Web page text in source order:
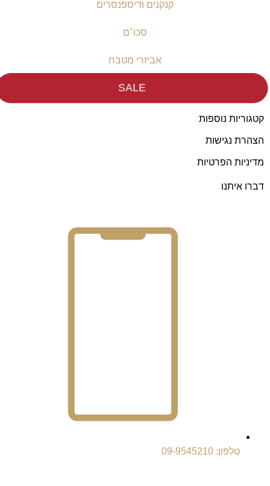
קנקנים ודיספנסרים
סכו"ם
אביזרי מטבח
SALE
קטגוריות נוספות
הצהרת נגישות
מדיניות הפרטיות
דברו איתנו
טלפון: 09-9545210